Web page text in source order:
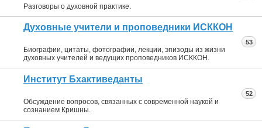
Разговоры о духовной практике.
Духовные учители и проповедники ИСККОН
Биографии, цитаты, фотографии, лекции, эпизоды из жизни
духовных учителей и ведущих проповедников ИСККОН.
53
Институт Бхактиведанты
Обсуждение вопросов, связанных с современной наукой и
сознанием Кришны.
52